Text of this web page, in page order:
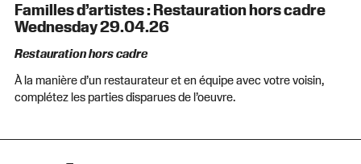
Familles d’artistes : Restauration hors cadre
Wednesday 29.04.26
Restauration hors cadre
À la manière d’un restaurateur et en équipe avec votre voisin,
complétez les parties disparues de l’oeuvre.